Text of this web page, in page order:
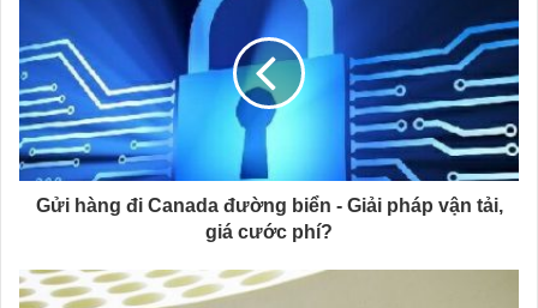
Gửi hàng đi Canada đường biển - Giải pháp vận tải,
giá cước phí?